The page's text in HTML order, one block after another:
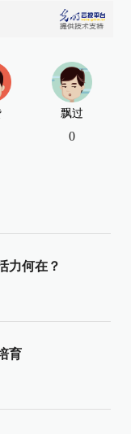
飘过
0
力何在？
育